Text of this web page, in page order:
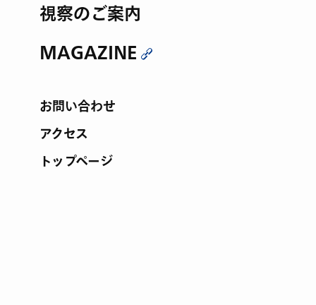
視察のご案内
MAGAZINE
お問い合わせ
アクセス
トップページ